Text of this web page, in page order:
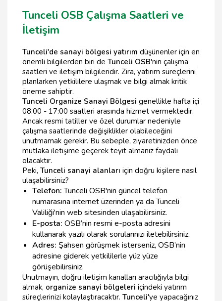
Tunceli OSB Çalışma Saatleri ve
İletişim
Tunceli'de sanayi bölgesi yatırım düşünenler için en
önemli bilgilerden biri de Tunceli OSB'nin çalışma
saatleri ve iletişim bilgileridir. Zira, yatırım süreçlerini
planlarken yetkililere ulaşmak ve bilgi almak kritik
öneme sahiptir.
Tunceli Organize Sanayi Bölgesi genellikle hafta içi
08:00 - 17:00 saatleri arasında hizmet vermektedir.
Ancak resmi tatiller ve özel durumlar nedeniyle
çalışma saatlerinde değişiklikler olabileceğini
unutmamak gerekir. Bu sebeple, ziyaretinizden önce
mutlaka iletişime geçerek teyit almanız faydalı
olacaktır.
Peki, Tunceli sanayi alanları için doğru kişilere nasıl
ulaşabilirsiniz?
Telefon:Tunceli OSB'nin güncel telefon
numarasına internet üzerinden ya da Tunceli
Valiliği'nin web sitesinden ulaşabilirsiniz.
E-posta: OSB’nin resmi e-posta adresini
kullanarak yazılı olarak sorularınızı iletebilirsiniz.
Adres: Şahsen görüşmek isterseniz, OSB’nin
adresine giderek yetkililerle yüz yüze
görüşebilirsiniz.
Unutmayın, doğru iletişim kanalları aracılığıyla bilgi
almak, organize sanayi bölgeleri içindeki yatırım
süreçlerinizi kolaylaştıracaktır. Tunceli'ye yapacağınız